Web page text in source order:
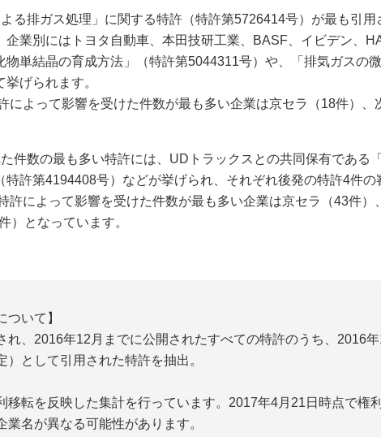
る排ガス処理」に関する特許（特許第5726414号）が最も引
企業別にはトヨタ自動車、本田技研工業、BASF、イビデン、
単結晶の育成方法」（特許第5044311号）や、「排気ガスの
げられます。
よって影響を受けた件数が最も多い企業は京セラ（18件）、
件数の最も多い特許には、UDトラックスとの共同保有である
許第4194408号）などが挙げられ、それぞれ後発の特許4件の
によって影響を受けた件数が最も多い企業は京セラ（43件
）となっています。
ついて】
、2016年12月までに公開されたすべての特許のうち、2016
として引用された特許を抽出。
転を反映した集計を行っています。2017年4月21日時点で権
業名が異なる可能性があります。